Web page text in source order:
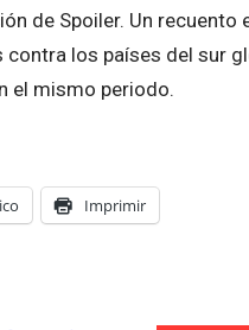
de Spoiler. Un recuento
los países del sur
el mismo periodo.
Imprimir